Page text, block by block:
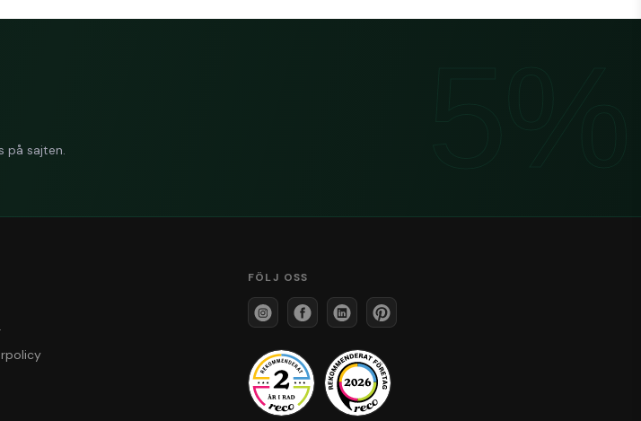
FÖLJ OSS
på sajten.